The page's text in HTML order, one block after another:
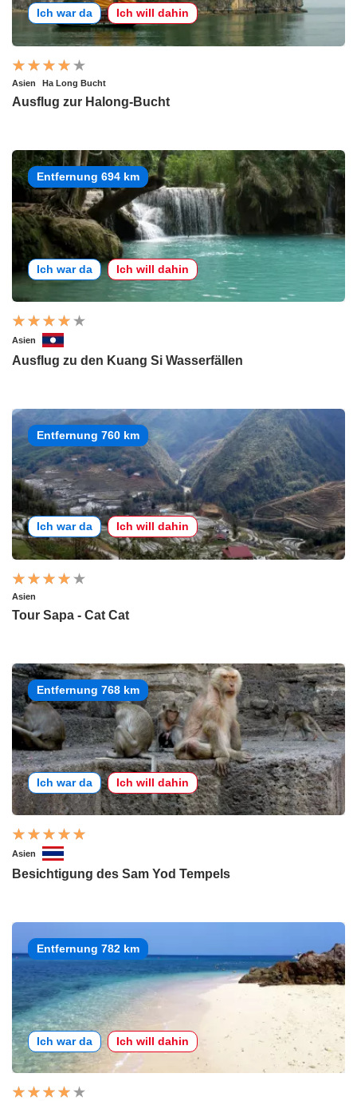
Ich war da Ich will dahin
Asien Ha Long Bucht
Ausflug zur Halong-Bucht
Entfernung 694 km
Ich war da Ich will dahin
Asien
Ausflug zu den Kuang Si Wasserfällen
Entfernung 760 km
Ich war da Ich will dahin
Asien
Tour Sapa - Cat Cat
Entfernung 768 km
Ich war da Ich will dahin
Asien
Besichtigung des Sam Yod Tempels
Entfernung 782 km
Ich war da Ich will dahin